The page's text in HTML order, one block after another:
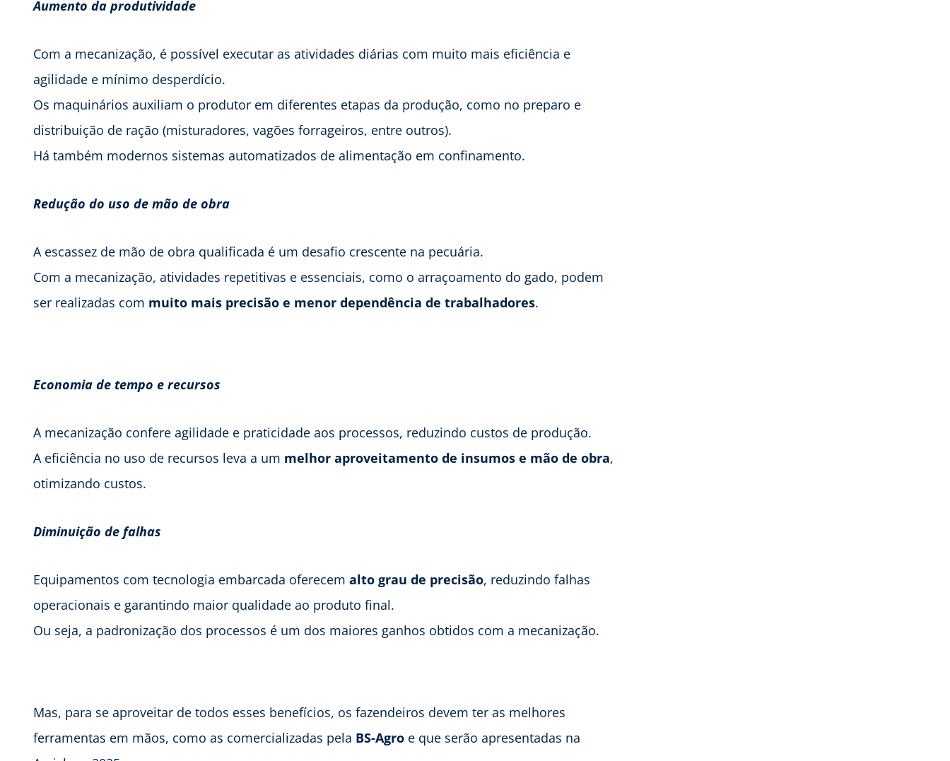
Aumento da produtividade
Com a mecanização, é possível executar as atividades diárias com muito mais eficiência e
agilidade e mínimo desperdício.
Os maquinários auxiliam o produtor em diferentes etapas da produção, como no preparo e
distribuição de ração (misturadores, vagões forrageiros, entre outros).
Há também modernos sistemas automatizados de alimentação em confinamento.
Redução do uso de mão de obra
A escassez de mão de obra qualificada é um desafio crescente na pecuária.
Com a mecanização, atividades repetitivas e essenciais, como o arraçoamento do gado, podem
ser realizadas com muito mais precisão e menor dependência de trabalhadores.
Economia de tempo e recursos
A mecanização confere agilidade e praticidade aos processos, reduzindo custos de produção.
A eficiência no uso de recursos leva a um melhor aproveitamento de insumos e mão de obra,
otimizando custos.
Diminuição de falhas
Equipamentos com tecnologia embarcada oferecem alto grau de precisão, reduzindo falhas
operacionais e garantindo maior qualidade ao produto final.
Ou seja, a padronização dos processos é um dos maiores ganhos obtidos com a mecanização.
Mas, para se aproveitar de todos esses benefícios, os fazendeiros devem ter as melhores
ferramentas em mãos, como as comercializadas pela BS-Agro e que serão apresentadas na